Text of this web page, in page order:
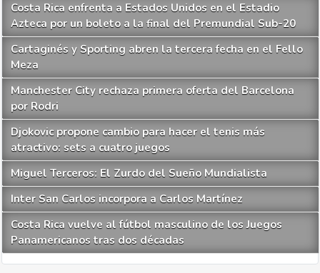
Costa Rica enfrenta a Estados Unidos en el Estadio
Azteca por un boleto a la final del Premundial Sub-20
Cartaginés y Sporting abren la tercera fecha en el Fello
Meza
Manchester City rechaza primera oferta del Barcelona
por Rodri
Djokovic propone cambio para hacer el tenis más
atractivo: sets a cuatro juegos
Miguel Terceros: El Zurdo del Sueño Mundialista
Inter San Carlos incorpora a Carlos Martínez
Costa Rica vuelve al fútbol masculino de los Juegos
Panamericanos tras dos décadas